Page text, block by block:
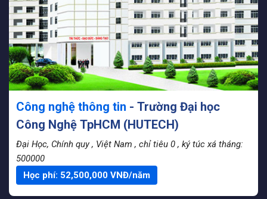
Công nghệ thông tin - Trường Đại học
Công Nghệ TpHCM (HUTECH)
Đại Học, Chính quy , Việt Nam , chỉ tiêu 0 , ký túc xá tháng:
500000
Học phí: 52,500,000 VNĐ/năm